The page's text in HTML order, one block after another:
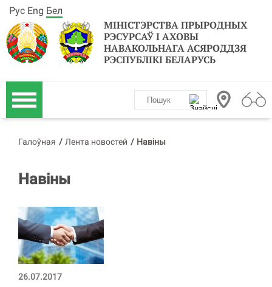
МІНІСТЭРСТВА ПРЫРОДНЫХ
РЭСУРСАЎ І АХОВЫ
НАВАКОЛЬНАГА АСЯРОДДЗЯ
РЭСПУБЛІКІ БЕЛАРУСЬ
Рус Eng Бел
Галоўная / Лента новостей / Навіны
Навіны
26.07.2017